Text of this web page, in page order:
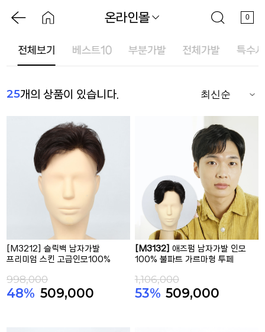
0
온라인몰
전체보기 베스트10 부분가발 전체가발 특수
25개의 상품이 있습니다.
[M3212] 슬릭백 남자가발
프리미엄 스킨 고급인모100%
998,000
48% 509,000
[M3132] 애즈펌 남자가발 인모
100% 불파트 가르마형 투페
1,106,000
53% 509,000